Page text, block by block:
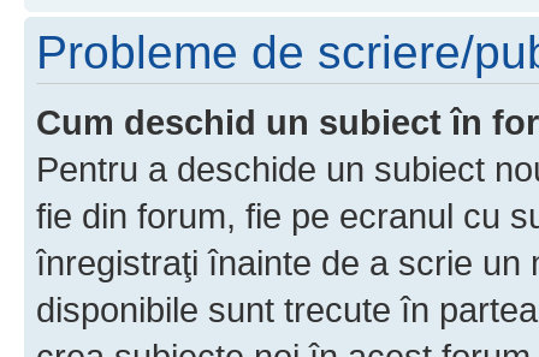
Probleme de scriere/
Cum deschid un subiect în
Pentru a deschide un subiect
fie din forum, fie pe ecranul cu
înregistraţi înainte de a scrie un
disponibile sunt trecute în